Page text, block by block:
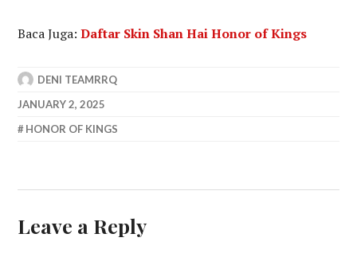
Baca Juga:Daftar Skin Shan Hai Honor of Kings
DENI TEAMRRQ
JANUARY 2, 2025
HONOR OF KINGS
Leave a Reply